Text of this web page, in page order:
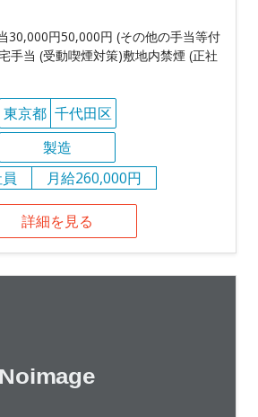
30,000円50,000円 (その他の手当等付
手当 (受動喫煙対策)敷地内禁煙 (正社
東京都 千代田区
製造
月給260,000円
詳細を見る